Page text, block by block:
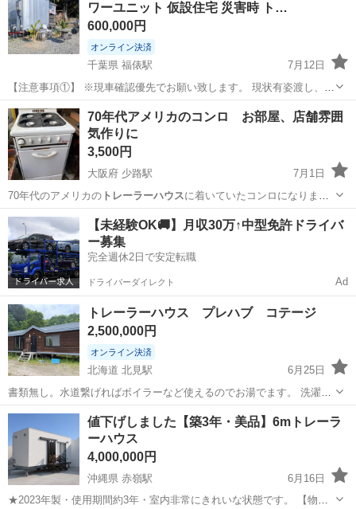
工場のお仕事 ◇コネクタ製造工...ワーユニット 仮設住宅 災害時 ト…
600,000円
オンライン決済
千葉県 福俵駅
7月12日
【注意事項①】 ※現車確認優先でお願い致します。 現状有姿渡し、自
作品となる為、最低限の取扱い説明が必要かと思いますので、現物確
認を出来る限りお願い致します！ 当方では、設置場所内で移動させれ
る様に、軽トレーラーに載せた状...
千葉 大網白里市 トレーラー
70年代アメリカのコンロ お部屋、店舗雰囲
気作りに
3,500円
大阪府 少路駅
7月1日
70年代のアメリカのトレーラーハウスに着いていたコンロになりま
す。取…
大阪 豊中市 少路駅 その他 コンロ
【未経験OK🚚】月収30万↑中型免許ドライバ
ー募集
完全週休2日で安定転職
ドライバーダイレクト Ad
トレーラーハウス プレハブ コテージ
2,500,000円
オンライン決済
北海道 北見駅
6月25日
書類無し。水道繋げればボイラーなど使えるのでお湯でます。 洗濯機
の菅も引っ張ってます。ストーブつきます。 屋根去年塗り替えてま
す、今年の4月まで住んでました。 相場がわからないためこの値段に
設定してます。 下のやつを全て切れ...
北海道 北見市 北見駅 その他 トレーラーハウス
値下げしました【築3年・美品】6mトレーラ
ーハウス
4,000,000円
沖縄県 赤嶺駅
6月16日
★2023年製・使用期間約3年・室内非常にきれいな状態です。 【物件